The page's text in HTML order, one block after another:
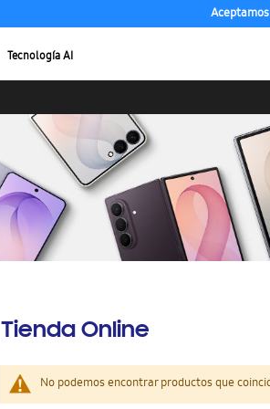
Tecnología AI
Tienda Online
No podemos encontrar productos que